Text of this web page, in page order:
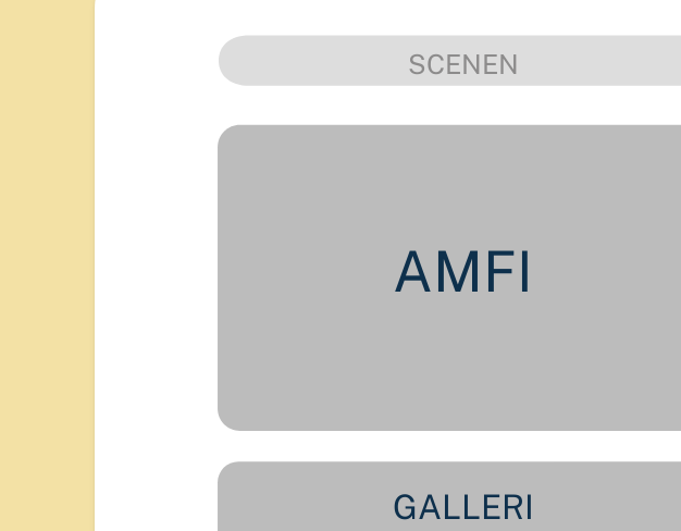
SCENEN
GALLERI
AMFI